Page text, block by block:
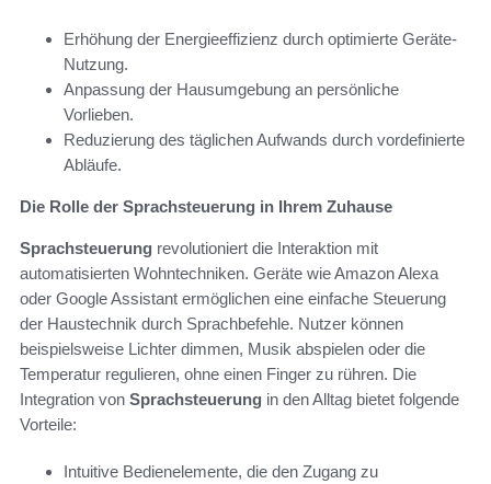
Erhöhung der Energieeffizienz durch optimierte Geräte-
Nutzung.
Anpassung der Hausumgebung an persönliche
Vorlieben.
Reduzierung des täglichen Aufwands durch vordefinierte
Abläufe.
Die Rolle der Sprachsteuerung in Ihrem Zuhause
Sprachsteuerung revolutioniert die Interaktion mit
automatisierten Wohntechniken. Geräte wie Amazon Alexa
oder Google Assistant ermöglichen eine einfache Steuerung
der Haustechnik durch Sprachbefehle. Nutzer können
beispielsweise Lichter dimmen, Musik abspielen oder die
Temperatur regulieren, ohne einen Finger zu rühren. Die
Integration von Sprachsteuerung in den Alltag bietet folgende
Vorteile:
Intuitive Bedienelemente, die den Zugang zu